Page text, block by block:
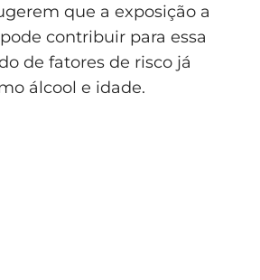
que a exposição a
contribuir para essa
de fatores de risco já
álcool e idade.